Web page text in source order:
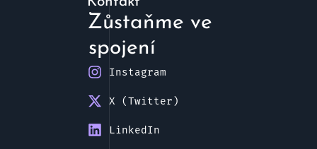
Zůstaňme ve
spojení
Instagram
X (Twitter)
LinkedIn